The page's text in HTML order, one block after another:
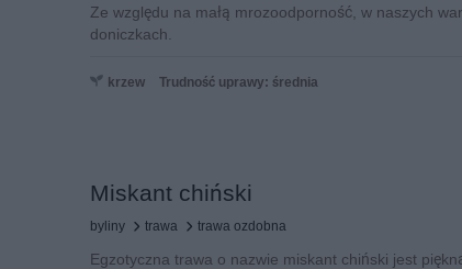
Ze względu na małą mrozoodporność, w naszych
doniczkach.
krzew Trudność uprawy: średnia
Miskant chiński
byliny trawa trawa ozdobna
Egzotyczna trawa o nazwie miskant chiński jest